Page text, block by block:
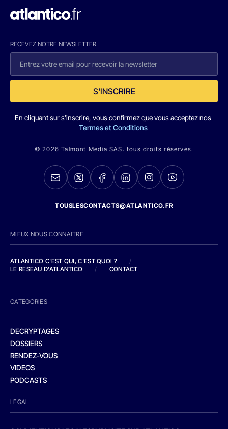
RECEVEZ NOTRE NEWSLETTER
S'INSCRIRE
En cliquant sur s'inscrire, vous confirmez que vous acceptez nos
Termes et Conditions
© 2026 Talmont Media SAS. tous droits réservés.
TOUSLESCONTACTS@ATLANTICO.FR
MIEUX NOUS CONNAITRE
ATLANTICO C'EST QUI, C'EST QUOI ?
/
LE RESEAU D'ATLANTICO
/ CONTACT
CATEGORIES
DECRYPTAGES
DOSSIERS
RENDEZ-VOUS
VIDEOS
PODCASTS
LEGAL